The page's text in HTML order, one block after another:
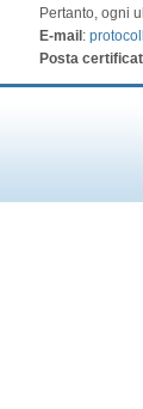
Pertanto, ogni
E-mail:
Posta